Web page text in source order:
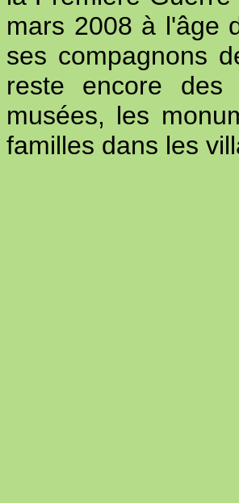
mars 2008 à l'âge
ses compagnons
reste encore
musées, les
familles dans les